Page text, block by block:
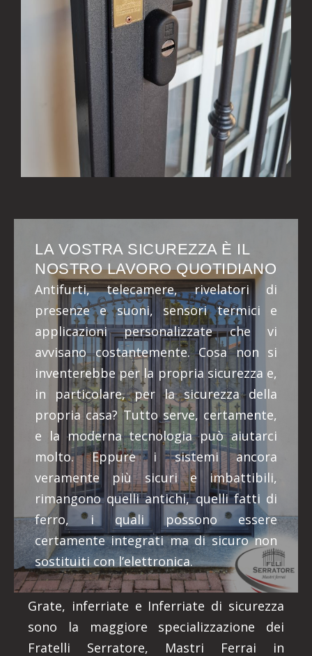
LA VOSTRA SICUREZZA È IL
NOSTRO LAVORO QUOTIDIANO
Antifurti, telecamere, rivelatori di
presenze e suoni, sensori termici e
applicazioni personalizzate che vi
avvisano costantemente. Cosa non si
inventerebbe per la propria sicurezza e,
in particolare, per la sicurezza della
propria casa? Tutto serve, certamente,
e la moderna tecnologia può aiutarci
molto. Eppure i sistemi ancora
veramente più sicuri e imbattibili,
rimangono quelli antichi, quelli fatti di
ferro, i quali possono essere
certamente integrati ma di sicuro non
sostituiti con l’elettronica.
Grate, inferriate e Inferriate di sicurezza
sono la maggiore specializzazione dei
Fratelli Serratore, Mastri Ferrai in